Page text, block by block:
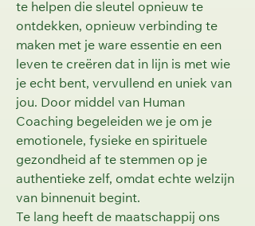
te helpen die sleutel opnieuw te
ontdekken, opnieuw verbinding te
maken met je ware essentie en een
leven te creëren dat in lijn is met wie
je echt bent, vervullend en uniek van
jou. Door middel van Human
Coaching begeleiden we je om je
emotionele, fysieke en spirituele
gezondheid af te stemmen op je
authentieke zelf, omdat echte welzijn
van binnenuit begint.
Te lang heeft de maatschappij ons